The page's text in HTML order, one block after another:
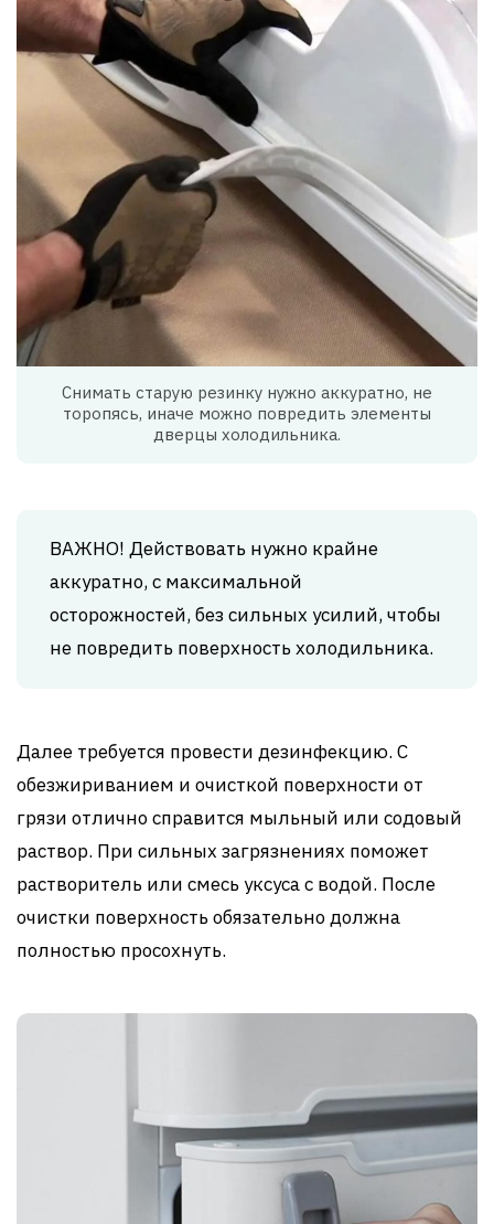
Снимать старую резинку нужно аккуратно, не
торопясь, иначе можно повредить элементы
дверцы холодильника.
ВАЖНО! Действовать нужно крайне
аккуратно, с максимальной
осторожностей, без сильных усилий, чтобы
не повредить поверхность холодильника.
Далее требуется провести дезинфекцию. С
обезжириванием и очисткой поверхности от
грязи отлично справится мыльный или содовый
раствор. При сильных загрязнениях поможет
растворитель или смесь уксуса с водой. После
очистки поверхность обязательно должна
полностью просохнуть.